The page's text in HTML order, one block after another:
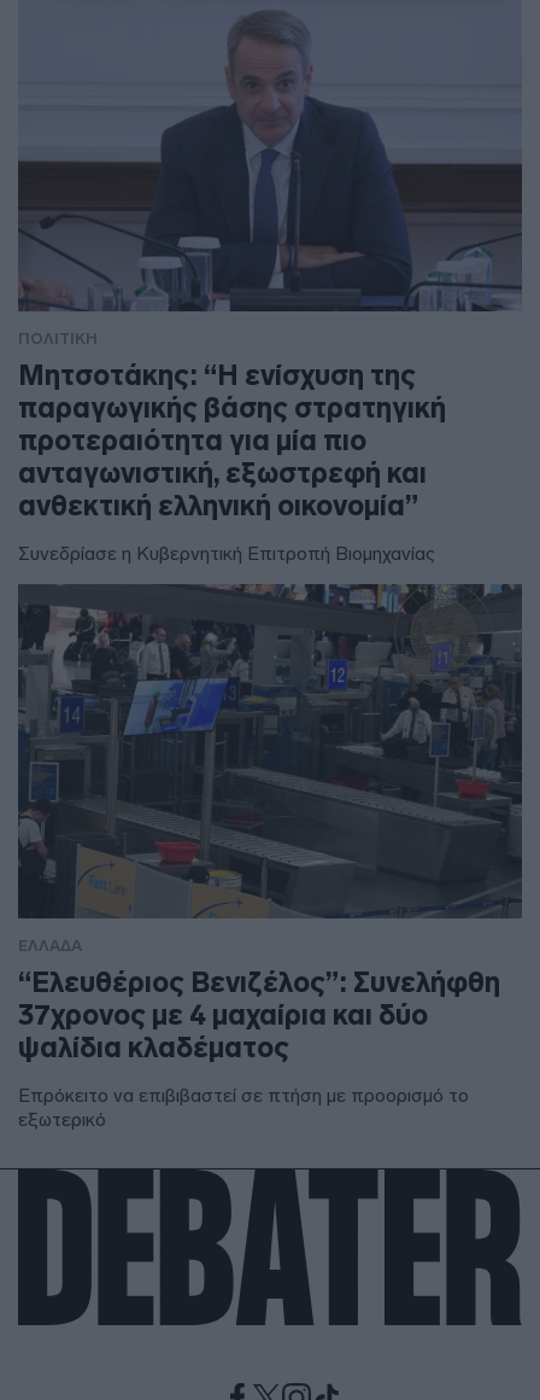
ΠΟΛΙΤΙΚΗ
Μητσοτάκης: “Η ενίσχυση της
παραγωγικής βάσης στρατηγική
προτεραιότητα για μία πιο
ανταγωνιστική, εξωστρεφή και
ανθεκτική ελληνική οικονομία”
Συνεδρίασε η Κυβερνητική Επιτροπή Βιομηχανίας
ΕΛΛΑΔΑ
“Ελευθέριος Βενιζέλος”: Συνελήφθη
37χρονος με 4 μαχαίρια και δύο
ψαλίδια κλαδέματος
Επρόκειτο να επιβιβαστεί σε πτήση με προορισμό το
εξωτερικό